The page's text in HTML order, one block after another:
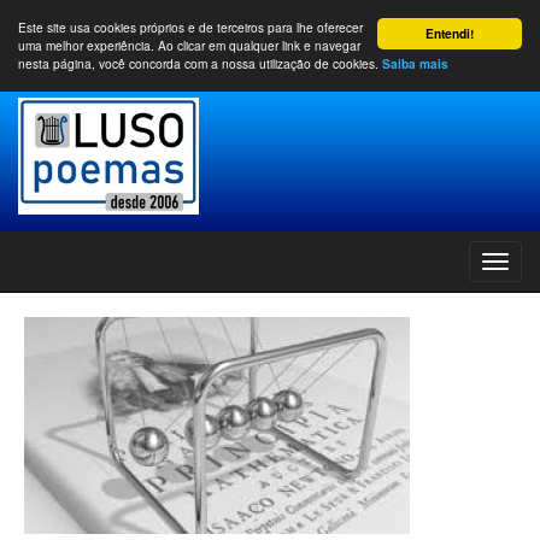
Entendi!
Este site usa cookies próprios e de terceiros para lhe oferecer
uma melhor experiência. Ao clicar em qualquer link e navegar
nesta página, você concorda com a nossa utilização de cookies. Saiba mais